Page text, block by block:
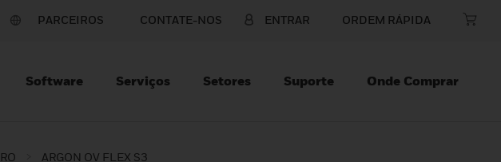
PARCEIROS CONTATE-NOS ENTRAR ORDEM RÁPIDA
Software Serviços Setores Suporte Onde Comprar
ARGON OV FLEX S3